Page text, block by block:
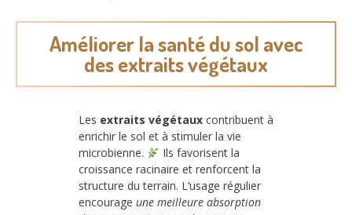
Améliorer la santé du sol avec
des extraits végétaux
Les extraits végétaux contribuent à
enrichir le sol et à stimuler la vie
microbienne.
Ils favorisent la
croissance racinaire et renforcent la
structure du terrain. L’usage régulier
encourage une meilleure absorption